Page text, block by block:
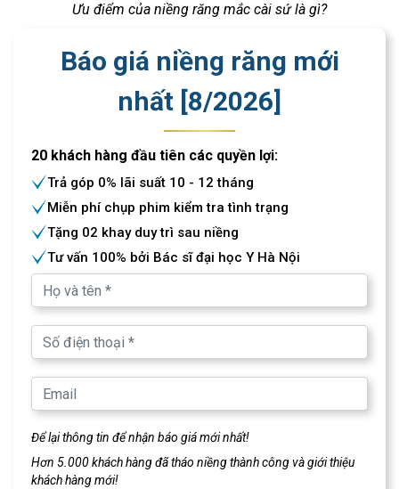
Ưu điểm của niềng răng mắc cài sứ là gì?
Báo giá niềng răng mới
nhất [8/2026]
20 khách hàng đầu tiên các quyền lợi:
Trả góp 0% lãi suất 10 - 12 tháng
Miễn phí chụp phim kiểm tra tình trạng
Tặng 02 khay duy trì sau niềng
Tư vấn 100% bởi Bác sĩ đại học Y Hà Nội
Để lại thông tin để nhận báo giá mới nhất!
Hơn 5.000 khách hàng đã tháo niềng thành công và giới thiệu
khách hàng mới!